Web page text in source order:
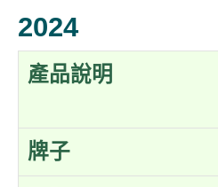
2024
產品說明
牌子